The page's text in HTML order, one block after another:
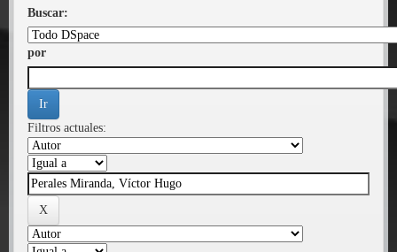
Buscar:
por
Filtros actuales: